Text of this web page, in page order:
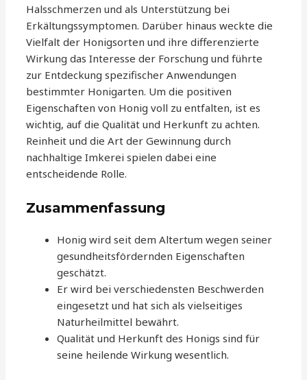
Halsschmerzen und als Unterstützung bei
Erkältungssymptomen. Darüber hinaus weckte die
Vielfalt der Honigsorten und ihre differenzierte
Wirkung das Interesse der Forschung und führte
zur Entdeckung spezifischer Anwendungen
bestimmter Honigarten. Um die positiven
Eigenschaften von Honig voll zu entfalten, ist es
wichtig, auf die Qualität und Herkunft zu achten.
Reinheit und die Art der Gewinnung durch
nachhaltige Imkerei spielen dabei eine
entscheidende Rolle.
Zusammenfassung
Honig wird seit dem Altertum wegen seiner
gesundheitsfördernden Eigenschaften
geschätzt.
Er wird bei verschiedensten Beschwerden
eingesetzt und hat sich als vielseitiges
Naturheilmittel bewährt.
Qualität und Herkunft des Honigs sind für
seine heilende Wirkung wesentlich.